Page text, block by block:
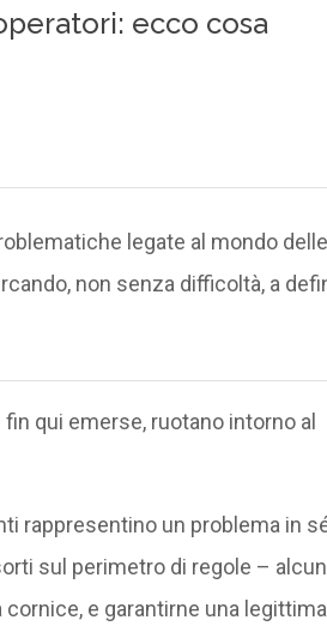
legate al mondo delle
non senza difficoltà, a
qui emerse, ruotano intorno al
rappresentino un problema in
sul perimetro di regole –
e garantirne una